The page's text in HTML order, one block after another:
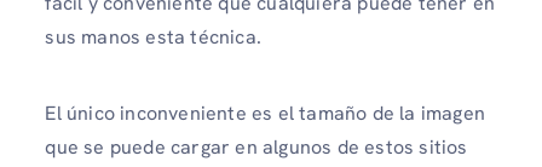
sus manos esta técnica.
El único inconveniente es el tamaño de la imagen
que se puede cargar en algunos de estos sitios